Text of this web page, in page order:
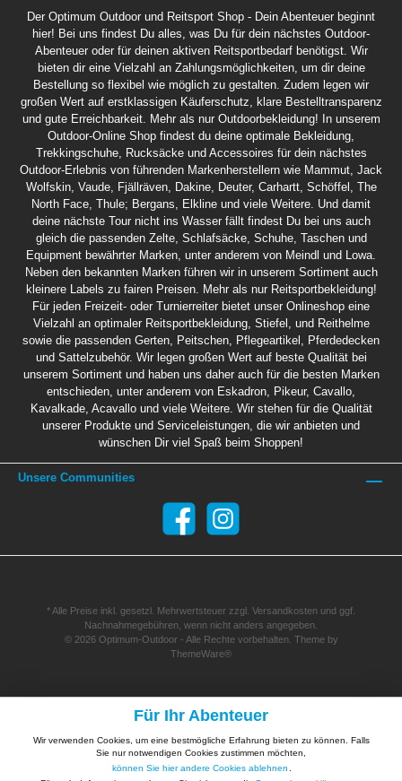
Der Optimum Outdoor und Reitsport Shop - Dein Abenteuer beginnt
hier! Bei uns findest Du alles, was Du für dein nächstes Outdoor-
Abenteuer oder für deinen aktiven Reitsportbedarf benötigst. Wir
bieten dir eine Vielzahl an Zahlungsmöglichkeiten, um dir deine
Bestellung so flexibel wie möglich zu gestalten. Zudem legen wir
großen Wert auf erstklassigen Käuferschutz, klare Bestelltransparenz
und gute Erreichbarkeit. Mehr als nur Outdoorbekleidung! In unserem
Outdoor-Online Shop findest du deine optimale Bekleidung,
Trekkingschuhe, Rucksäcke und Accessoires für dein nächstes
Outdoor-Erlebnis von führenden Markenherstellern wie Mammut, Jack
Wolfskin, Vaude, Fjällräven, Dakine, Deuter, Carhartt, Schöffel, The
North Face, Thule; Bergans, Elkline und viele Weitere. Und damit
deine nächste Tour nicht ins Wasser fällt findest Du bei uns auch
gleich die passenden Zelte, Schlafsäcke, Schuhe, Taschen und
Equipment bewährter Marken, unter anderem von Meindl und Lowa.
Neben den bekannten Marken führen wir in unserem Sortiment auch
kleinere Labels zu fairen Preisen. Mehr als nur Reitsportbekleidung!
Für jeden Freizeit- oder Turnierreiter bietet unser Onlineshop eine
Vielzahl an optimaler Reitsportbekleidung, Stiefel, und Reithelme
sowie die passenden Gerten, Peitschen, Pflegeartikel, Pferdedecken
und Sattelzubehör. Wir legen großen Wert auf beste Qualität bei
unserem Sortiment und haben uns daher auch für die besten Marken
entschieden, unter anderem von Eskadron, Pikeur, Cavallo,
Kavalkade, Acavallo und viele Weitere. Wir stehen für die Qualität
unserer Produkte und Serviceleistungen, die wir anbieten und
wünschen Dir viel Spaß beim Shoppen!
Unsere Communities
* Alle Preise inkl. gesetzl. Mehrwertsteuer zzgl. Versandkosten und ggf.
Nachnahmegebühren, wenn nicht anders angegeben.
© 2026 Optimum-Outdoor - Alle Rechte vorbehalten. Theme by
ThemeWare®
Für Ihr Abenteuer
Wir verwenden Cookies, um eine bestmögliche Erfahrung bieten zu können. Falls
Sie nur notwendigen Cookies zustimmen möchten,
können Sie hier andere Cookies ablehnen